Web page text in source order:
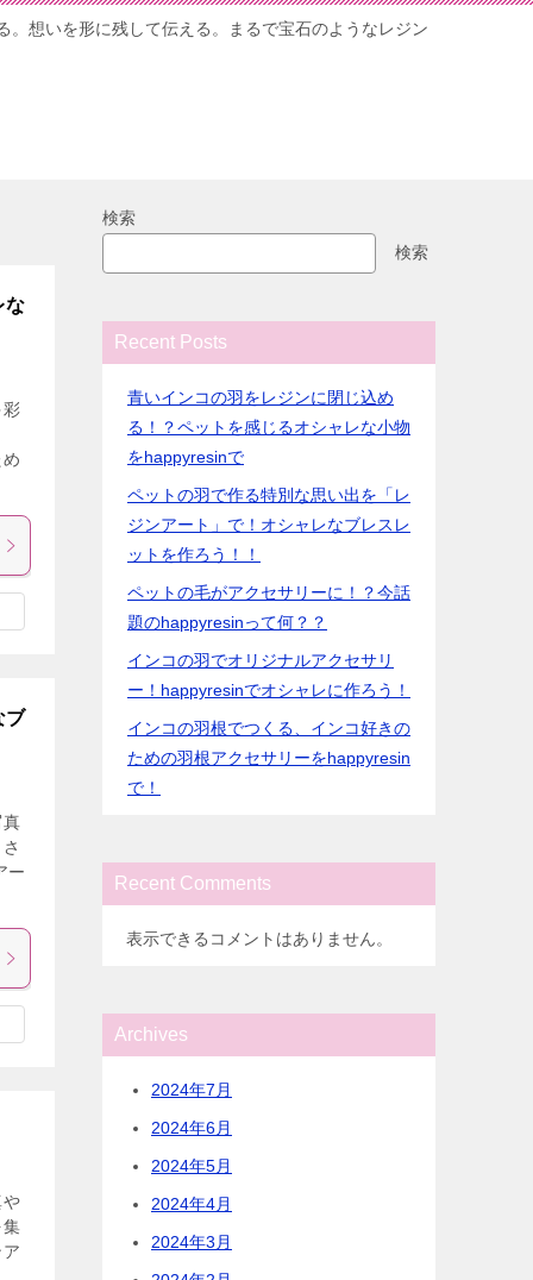
。想いを形に残して伝える。まるで宝石のようなレジン
な
彩
ブ
真
ー
や
集
検索
検索
Recent Posts
青いインコの羽をレジンに閉じ込め
る！？ペットを感じるオシャレな小物
をhappyresinで
ペットの羽で作る特別な思い出を「レ
ジンアート」で！オシャレなブレスレ
ットを作ろう！！
ペットの毛がアクセサリーに！？今話
題のhappyresinって何？？
インコの羽でオリジナルアクセサリ
ー！happyresinでオシャレに作ろう！
インコの羽根でつくる、インコ好きの
ための羽根アクセサリーをhappyresin
で！
Recent Comments
表示できるコメントはありません。
Archives
2024年7月
2024年6月
2024年5月
2024年4月
2024年3月